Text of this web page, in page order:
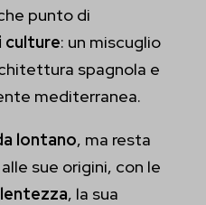
punto di
culture: un miscuglio
spagnola e
mediterranea.
lontano, ma resta
sue origini, con le
lentezza, la sua
text-text--color
background--image-blend
background--image-
background--image-